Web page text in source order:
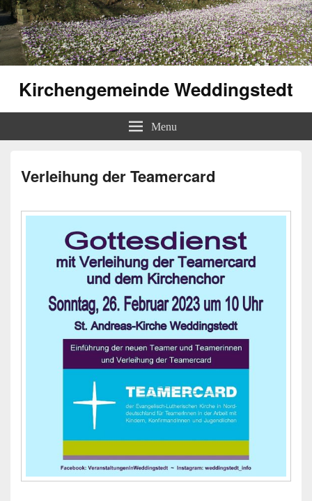
Kirchengemeinde Weddingstedt
Menu
Verleihung der Teamercard